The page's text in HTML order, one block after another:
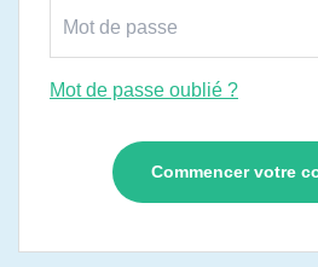
Mot de passe oublié ?